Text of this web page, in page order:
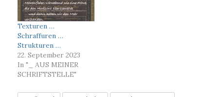
Texturen …
Schraffuren …
Strukturen …
22. September 2023
In "_ AUS MEINER
SCHRIFTSTELLE"